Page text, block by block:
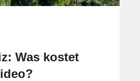
sowie für die Sicherstellung
können in
arbeiten, einschliesslich
für
oder als
Die Arbeit erfordert oft
Was kostet